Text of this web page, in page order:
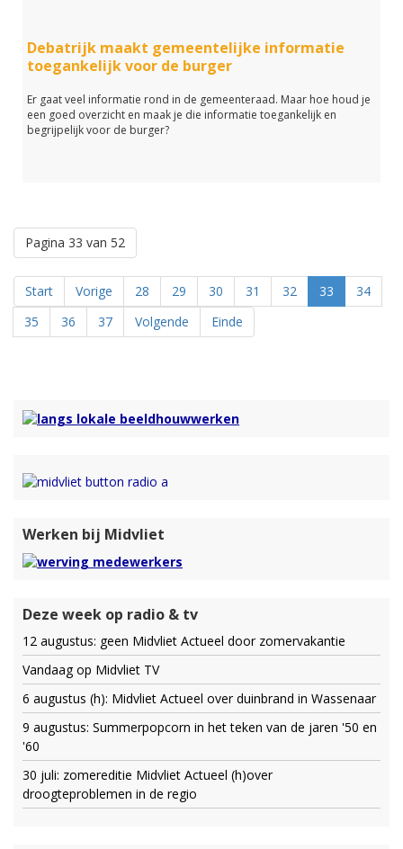
Debatrijk maakt gemeentelijke informatie
toegankelijk voor de burger
Er gaat veel informatie rond in de gemeenteraad. Maar hoe houd je
een goed overzicht en maak je die informatie toegankelijk en
begrijpelijk voor de burger?
Pagina 33 van 52
Start Vorige 28 29 30 31 32 33
34
35
36 37 Volgende Einde
Werken bij Midvliet
Deze week op radio & tv
12 augustus: geen Midvliet Actueel door zomervakantie
Vandaag op Midvliet TV
6 augustus (h): Midvliet Actueel over duinbrand in Wassenaar
9 augustus: Summerpopcorn in het teken van de jaren '50 en
'60
30 juli: zomereditie Midvliet Actueel (h)over
droogteproblemen in de regio